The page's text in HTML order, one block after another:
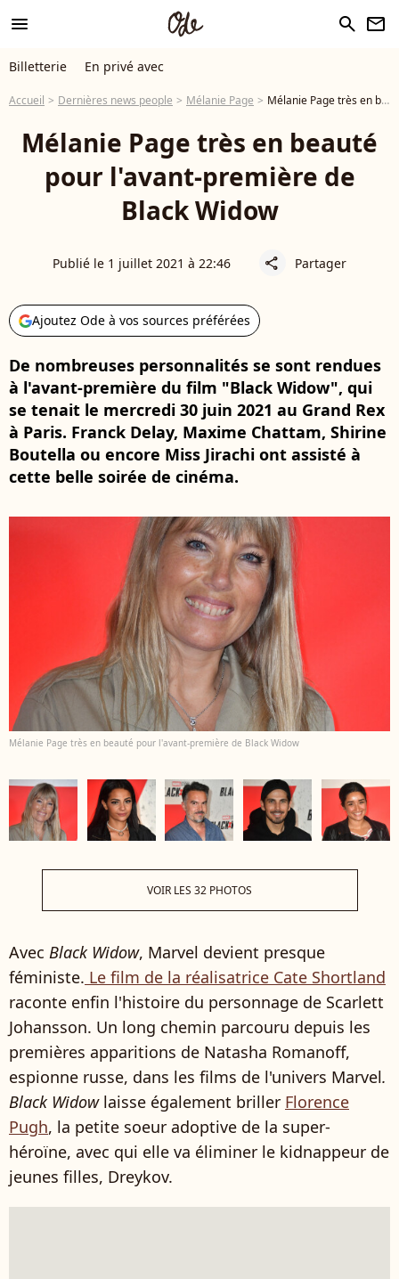
menu search newsletter
Billetterie En privé avec
Accueil Dernières news people Mélanie Page Mélanie Page très en beauté pour l'avant-première de Black Widow
Mélanie Page très en beauté
pour l'avant-première de
Black Widow
Publié le 1 juillet 2021 à 22:46 share Partager
Ajoutez Ode à vos sources préférées
De nombreuses personnalités se sont rendues
à l'avant-première du film "Black Widow", qui
se tenait le mercredi 30 juin 2021 au Grand Rex
à Paris. Franck Delay, Maxime Chattam, Shirine
Boutella ou encore Miss Jirachi ont assisté à
cette belle soirée de cinéma.
Mélanie Page très en beauté pour l'avant-première de Black Widow
VOIR LES 32 PHOTOS
Avec Black Widow, Marvel devient presque
féministe. Le film de la réalisatrice Cate Shortland
raconte enfin l'histoire du personnage de Scarlett
Johansson. Un long chemin parcouru depuis les
premières apparitions de Natasha Romanoff,
espionne russe, dans les films de l'univers Marvel.
Black Widowlaisse également briller Florence
Pugh, la petite soeur adoptive de la super-
héroïne, avec qui elle va éliminer le kidnappeur de
jeunes filles, Dreykov.